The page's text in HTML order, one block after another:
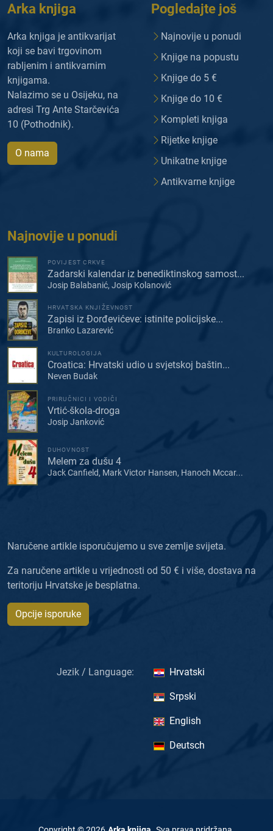
Arka knjiga
Arka knjiga je antikvarijat
koji se bavi trgovinom
rabljenim i antikvarnim
knjigama.
Nalazimo se u Osijeku, na
adresi Trg Ante Starčevića
10 (Pothodnik).
O nama
Pogledajte još
Najnovije u ponudi
Knjige na popustu
Knjige do 5 €
Knjige do 10 €
Kompleti knjiga
Rijetke knjige
Unikatne knjige
Antikvarne knjige
Najnovije u ponudi
POVIJEST CRKVE
Zadarski kalendar iz benediktinskog samost...
Josip Balabanić, Josip Kolanović
HRVATSKA KNJIŽEVNOST
Zapisi iz Đorđevićeve: istinite policijske...
Branko Lazarević
KULTUROLOGIJA
Croatica: Hrvatski udio u svjetskoj baštin...
Neven Budak
PRIRUČNICI I VODIČI
Vrtić-škola-droga
Josip Janković
DUHOVNOST
Melem za dušu 4
Jack Canfield, Mark Victor Hansen, Hanoch Mccar...
Naručene artikle isporučujemo u sve zemlje svijeta.
Za naručene artikle u vrijednosti od 50 € i više, dostava na
teritoriju Hrvatske je besplatna.
Opcije isporuke
Jezik / Language: Hrvatski
Srpski
English
Deutsch